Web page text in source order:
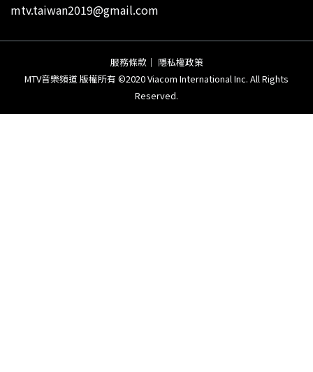
mtv.taiwan2019@gmail.com
服務條款 ｜ 隱私權政策
MTV音樂頻道 版權所有 ©2020 Viacom International Inc. All Rights
Reserved.